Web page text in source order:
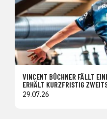
VINCENT BÜCHNER FÄLLT
ERHÄLT KURZFRISTIG
29.07.26